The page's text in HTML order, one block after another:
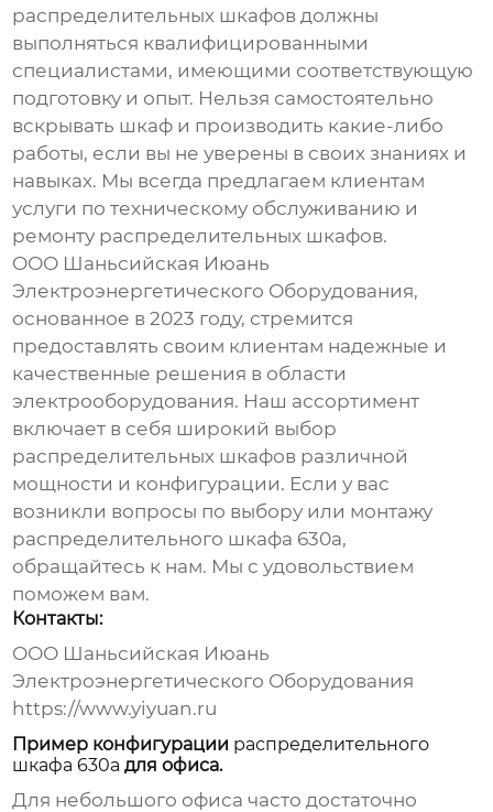
распределительных шкафов должны
выполняться квалифицированными
специалистами, имеющими соответствующую
подготовку и опыт. Нельзя самостоятельно
вскрывать шкаф и производить какие-либо
работы, если вы не уверены в своих знаниях и
навыках. Мы всегда предлагаем клиентам
услуги по техническому обслуживанию и
ремонту распределительных шкафов.
ООО Шаньсийская Июань
Электроэнергетического Оборудования,
основанное в 2023 году, стремится
предоставлять своим клиентам надежные и
качественные решения в области
электрооборудования. Наш ассортимент
включает в себя широкий выбор
распределительных шкафов различной
мощности и конфигурации. Если у вас
возникли вопросы по выбору или монтажу
распределительного шкафа 630а,
обращайтесь к нам. Мы с удовольствием
поможем вам.
Контакты:
ООО Шаньсийская Июань
Электроэнергетического Оборудования
https://www.yiyuan.ru
Пример конфигурации распределительного
шкафа 630а для офиса.
Для небольшого офиса часто достаточно